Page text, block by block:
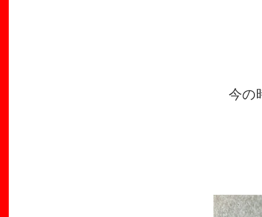
今の